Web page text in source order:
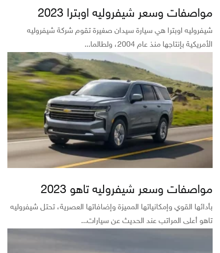
مواصفات وسعر شيفروليه اوبترا 2023
شيفروليه اوبترا هي سيارة سيدان صغيرة تقوم شركة شيفروليه
الأمريكية بإنتاجها منذ عام 2004، ولطالما...
مواصفات وسعر شيفروليه تاهو 2023
بأدائها القوي وإمكانياتها المميزة وإضافاتها العصرية، تحتل شيفروليه
تاهو أعلى المراتب عند الحديث عن سيارات...